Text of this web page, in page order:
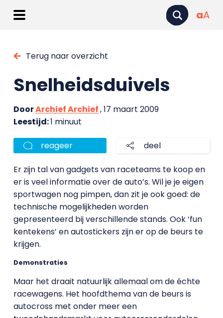
aA
Terug naar overzicht
Snelheidsduivels
DoorArchief Archief, 17 maart 2009
Leestijd:1 minuut
reageer deel
Er zijn tal van gadgets van raceteams te koop en
er is veel informatie over de auto’s. Wil je je eigen
sportwagen nog pimpen, dan zit je ook goed: de
technische mogelijkheden worden
gepresenteerd bij verschillende stands. Ook ‘fun
kentekens’ en autostickers zijn er op de beurs te
krijgen.
Demonstraties
Maar het draait natuurlijk allemaal om de échte
racewagens. Het hoofdthema van de beurs is
autocross met onder meer een